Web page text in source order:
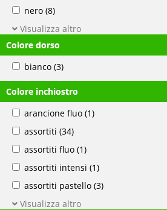
nero (8)
Visualizza altro
Colore dorso
bianco (3)
Colore inchiostro
arancione fluo (1)
assortiti (34)
assortiti fluo (1)
assortiti intensi (1)
assortiti pastello (3)
Visualizza altro